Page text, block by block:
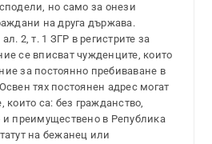
но само за онези
на друга държава.
2, т. 1 ЗГР в регистрите за
се вписват чужденците, които
за постоянно пребиваване в
тях постоянен адрес могат
са: без гражданство,
и преимуществено в Република
на бежанец или